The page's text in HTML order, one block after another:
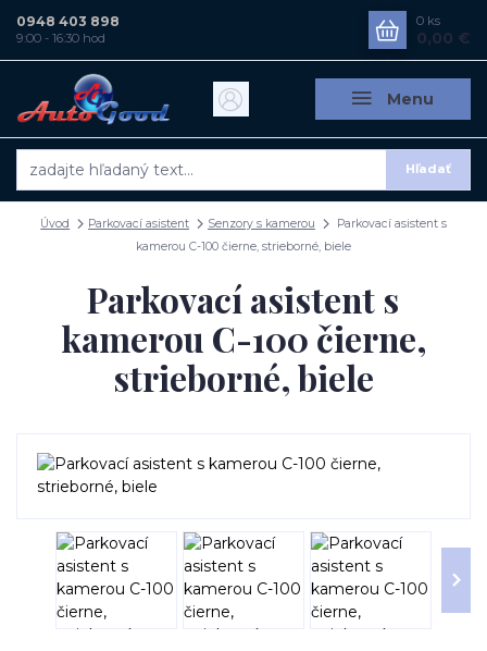
Menu
Hľadať
0948 403 898
9:00 - 16:30 hod
0 ks
0,00 €
Úvod Parkovací asistent Senzory s kamerou
Parkovací asistent s
kamerou C-100 čierne, strieborné, biele
Parkovací asistent s
kamerou C-100 čierne,
strieborné, biele